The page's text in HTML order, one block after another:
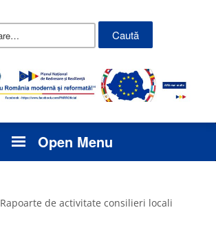
Caută
Open Menu
Rapoarte de activitate consilieri locali